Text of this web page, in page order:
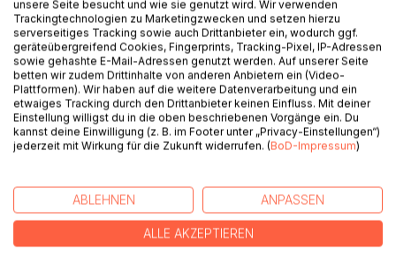
Auf die Merkliste
Titel bewerten
Aus Liebe zum Fußball...
Seit 35 Jahren gehe ich zum Fußball, 25 davon zu Spielen
unsere Seite besucht und wie sie genutzt wird. Wir verwenden
Trackingtechnologien zu Marketingzwecken und setzen hierzu
serverseitiges Tracking sowie auch Drittanbieter ein, wodurch ggf.
geräteübergreifend Cookies, Fingerprints, Tracking-Pixel, IP-Adressen
sowie gehashte E-Mail-Adressen genutzt werden. Auf unserer Seite
betten wir zudem Drittinhalte von anderen Anbietern ein (Video-
Plattformen). Wir haben auf die weitere Datenverarbeitung und ein
etwaiges Tracking durch den Drittanbieter keinen Einfluss. Mit deiner
Einstellung willigst du in die oben beschriebenen Vorgänge ein. Du
kannst deine Einwilligung (z. B. im Footer unter „Privacy-Einstellungen“)
jederzeit mit Wirkung für die Zukunft widerrufen. (BoD-Impressum)
ABLEHNEN ANPASSEN
ALLE AKZEPTIEREN